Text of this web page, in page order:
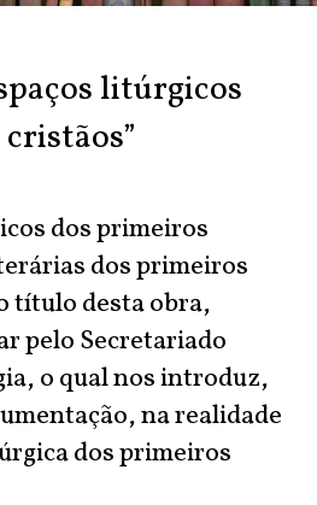
litúrgicos
dos primeiros
dos primeiros
título desta obra,
pelo Secretariado
o qual nos introduz,
na realidade
dos primeiros